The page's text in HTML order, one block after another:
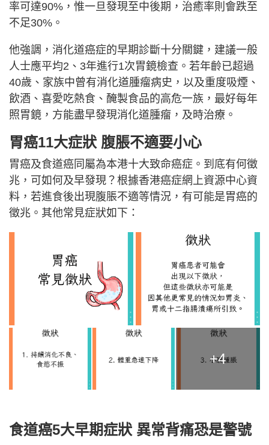
率可達90%，惟一旦發現至中後期，治癒率則會跌至
不足30%。
他強調，消化道癌症的早期診斷十分關鍵，建議一般
人士應平均2、3年進行1次胃鏡檢查。若年齡已超過
40歲、家族中曾有消化道腫瘤病史，以及重度吸煙、
飲酒、喜愛吃熱食、醃製食品的高危一族，最好每年
照胃鏡，方能盡早發現消化道腫瘤，及時治療。
胃癌11大症狀 腹脹不適要小心
胃癌及食道癌同屬為本港十大致命癌症。到底有何徵
兆，可如何及早發現？根據香港癌症網上資源中心資
料，若進食後出現腹脹不適等情況，有可能是胃癌的
徵兆。其他常見症狀如下：
+4
食道癌5大早期症狀 異常背痛恐是警號